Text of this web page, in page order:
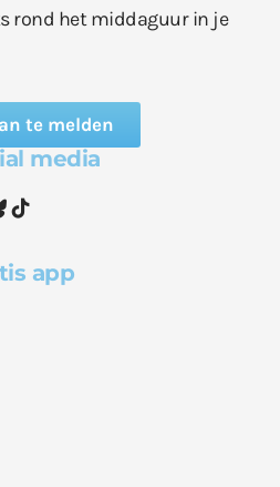
rond het middaguur in je
te melden
media
app